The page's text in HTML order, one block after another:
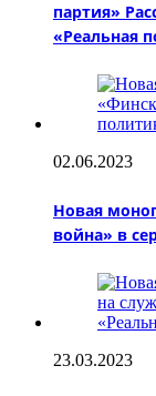
партия»
«Реальная
02.06.2023
Новая
война» в
23.03.2023